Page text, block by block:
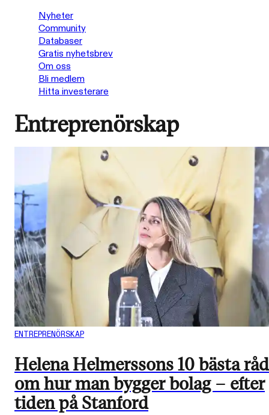
Nyheter
Community
Databaser
Gratis nyhetsbrev
Om oss
Bli medlem
Hitta investerare
Entreprenörskap
ENTREPRENÖRSKAP
Helena Helmerssons 10 bästa råd
om hur man bygger bolag – efter
tiden på Stanford